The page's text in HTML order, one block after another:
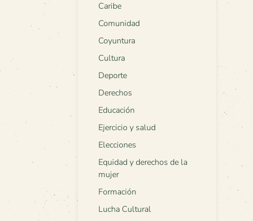
Caribe
Comunidad
Coyuntura
Cultura
Deporte
Derechos
Educación
Ejercicio y salud
Elecciones
Equidad y derechos de la
mujer
Formación
Lucha Cultural